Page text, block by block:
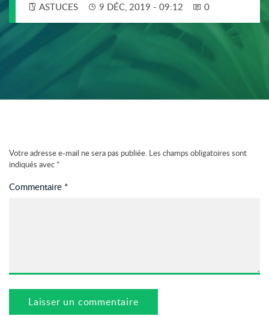
ASTUCES 9 DÉC, 2019 - 09:12 0
Votre adresse e-mail ne sera pas publiée. Les champs obligatoires sont
indiqués avec *
Commentaire *